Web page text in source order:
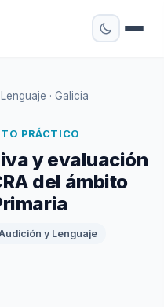
· Galicia
PRÁCTICO
y evaluación
del ámbito
y Lenguaje